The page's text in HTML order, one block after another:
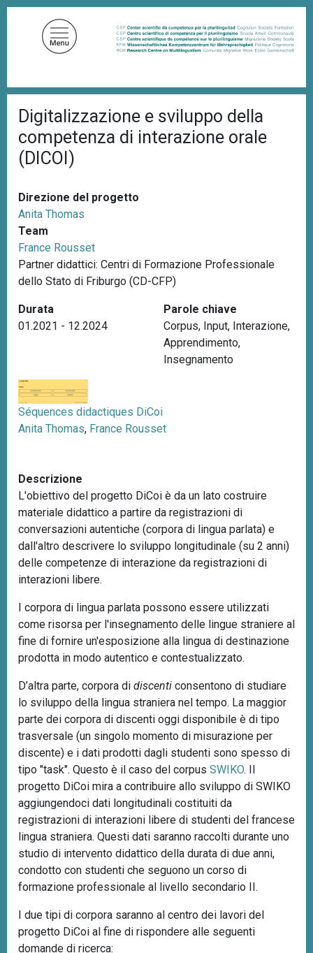
r
i
c
i
o
d
i
p
a
n
e
Digitalizzazione e sviluppo della
competenza di interazione orale
(DICOI)
Direzione del progetto
Anita Thomas
Team
France Rousset
Partner didattici: Centri di Formazione Professionale
dello Stato di Friburgo (CD-CFP)
Durata
01.2021 - 12.2024
Parole chiave
Corpus, Input, Interazione,
Apprendimento,
Insegnamento
Séquences didactiques DiCoi
Anita Thomas, France Rousset
Descrizione
L'obiettivo del progetto DiCoi è da un lato costruire
materiale didattico a partire da registrazioni di
conversazioni autentiche (corpora di lingua parlata) e
dall'altro descrivere lo sviluppo longitudinale (su 2 anni)
delle competenze di interazione da registrazioni di
interazioni libere.
I corpora di lingua parlata possono essere utilizzati
come risorsa per l'insegnamento delle lingue straniere al
fine di fornire un'esposizione alla lingua di destinazione
prodotta in modo autentico e contestualizzato.
D’altra parte, corpora di discenti consentono di studiare
lo sviluppo della lingua straniera nel tempo. La maggior
parte dei corpora di discenti oggi disponibile è di tipo
trasversale (un singolo momento di misurazione per
discente) e i dati prodotti dagli studenti sono spesso di
tipo "task". Questo è il caso del corpus SWIKO. Il
progetto DiCoi mira a contribuire allo sviluppo di SWIKO
aggiungendoci dati longitudinali costituiti da
registrazioni di interazioni libere di studenti del francese
lingua straniera. Questi dati saranno raccolti durante uno
studio di intervento didattico della durata di due anni,
condotto con studenti che seguono un corso di
formazione professionale al livello secondario II.
I due tipi di corpora saranno al centro dei lavori del
progetto DiCoi al fine di rispondere alle seguenti
domande di ricerca: